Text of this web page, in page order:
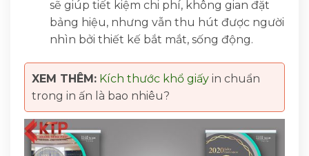
sẽ giúp tiết kiệm chi phí, không gian đặt
bảng hiệu, nhưng vẫn thu hút được người
nhìn bởi thiết kế bắt mắt, sống động.
XEM THÊM: Kích thước khổ giấy in chuẩn
trong in ấn là bao nhiêu?